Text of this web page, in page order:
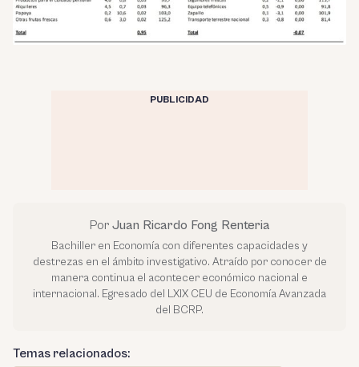
PUBLICIDAD
Por Juan Ricardo Fong Renteria
Bachiller en Economía con diferentes capacidades y
destrezas en el ámbito investigativo. Atraído por conocer de
manera continua el acontecer económico nacional e
internacional. Egresado del LXIX CEU de Economía Avanzada
del BCRP.
Temas relacionados: